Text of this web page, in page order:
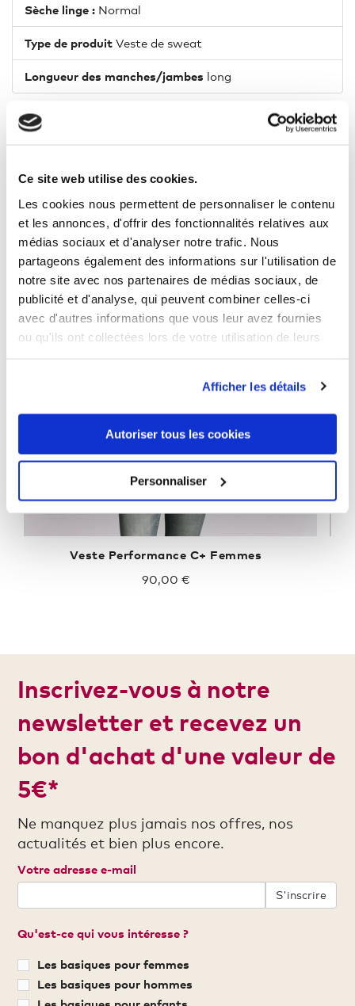
Ce site web utilise des cookies.
Les cookies nous permettent de personnaliser le contenu
et les annonces, d'offrir des fonctionnalités relatives aux
médias sociaux et d'analyser notre trafic. Nous
partageons également des informations sur l'utilisation de
notre site avec nos partenaires de médias sociaux, de
publicité et d'analyse, qui peuvent combiner celles-ci
avec d'autres informations que vous leur avez fournies
ou qu'ils ont collectées lors de votre utilisation de leurs
Afficher les détails
Autoriser tous les cookies
Personnaliser
Sèche linge : Normal
Type de produit Veste de sweat
Longueur des manches/jambes long
MÊME CATÉGORIE
Veste Performance C+ Femmes
90,00 €
%
Inscrivez-vous à notre
newsletter et recevez un
bon d'achat d'une valeur de
5€*
Ne manquez plus jamais nos offres, nos
actualités et bien plus encore.
Votre adresse e-mail
S'inscrire
Qu'est-ce qui vous intéresse ?
Les basiques pour femmes
Les basiques pour hommes